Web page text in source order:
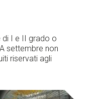
di I e II grado o
settembre non
riservati agli